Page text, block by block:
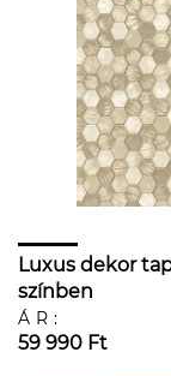
Luxus dekor
színben
ÁR:
59 990 Ft